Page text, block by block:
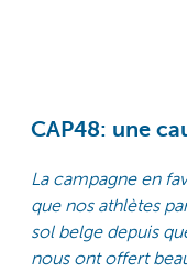
CAP48: une
La campagne en
que nos athlètes
sol belge depuis
nous ont offert